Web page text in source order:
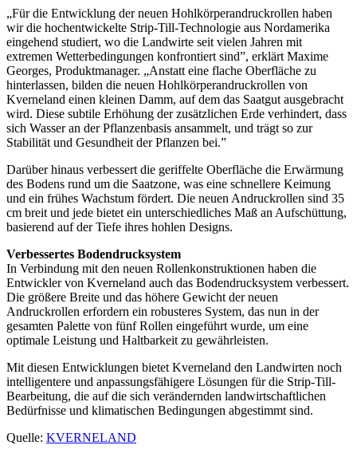
„Für die Entwicklung der neuen Hohlkörperandruckrollen haben
wir die hochentwickelte Strip-Till-Technologie aus Nordamerika
eingehend studiert, wo die Landwirte seit vielen Jahren mit
extremen Wetterbedingungen konfrontiert sind”, erklärt Maxime
Georges, Produktmanager. „Anstatt eine flache Oberfläche zu
hinterlassen, bilden die neuen Hohlkörperandruckrollen von
Kverneland einen kleinen Damm, auf dem das Saatgut ausgebracht
wird. Diese subtile Erhöhung der zusätzlichen Erde verhindert, dass
sich Wasser an der Pflanzenbasis ansammelt, und trägt so zur
Stabilität und Gesundheit der Pflanzen bei.”
Darüber hinaus verbessert die geriffelte Oberfläche die Erwärmung
des Bodens rund um die Saatzone, was eine schnellere Keimung
und ein frühes Wachstum fördert. Die neuen Andruckrollen sind 35
cm breit und jede bietet ein unterschiedliches Maß an Aufschüttung,
basierend auf der Tiefe ihres hohlen Designs.
Verbessertes Bodendrucksystem
In Verbindung mit den neuen Rollenkonstruktionen haben die
Entwickler von Kverneland auch das Bodendrucksystem verbessert.
Die größere Breite und das höhere Gewicht der neuen
Andruckrollen erfordern ein robusteres System, das nun in der
gesamten Palette von fünf Rollen eingeführt wurde, um eine
optimale Leistung und Haltbarkeit zu gewährleisten.
Mit diesen Entwicklungen bietet Kverneland den Landwirten noch
intelligentere und anpassungsfähigere Lösungen für die Strip-Till-
Bearbeitung, die auf die sich verändernden landwirtschaftlichen
Bedürfnisse und klimatischen Bedingungen abgestimmt sind.
Quelle: KVERNELAND